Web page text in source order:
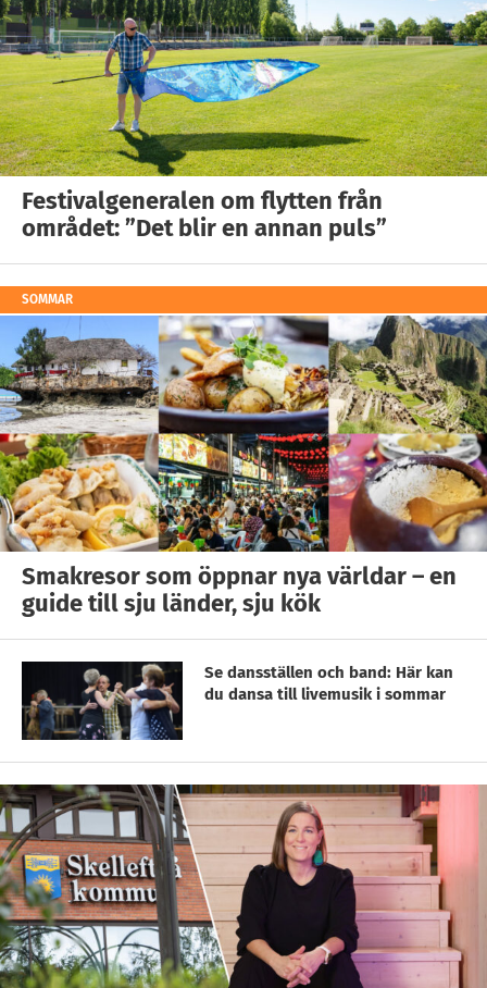
Festivalgeneralen om flytten från
området: ”Det blir en annan puls”
SOMMAR
Smakresor som öppnar nya världar – en
guide till sju länder, sju kök
Se dansställen och band: Här kan
du dansa till livemusik i sommar